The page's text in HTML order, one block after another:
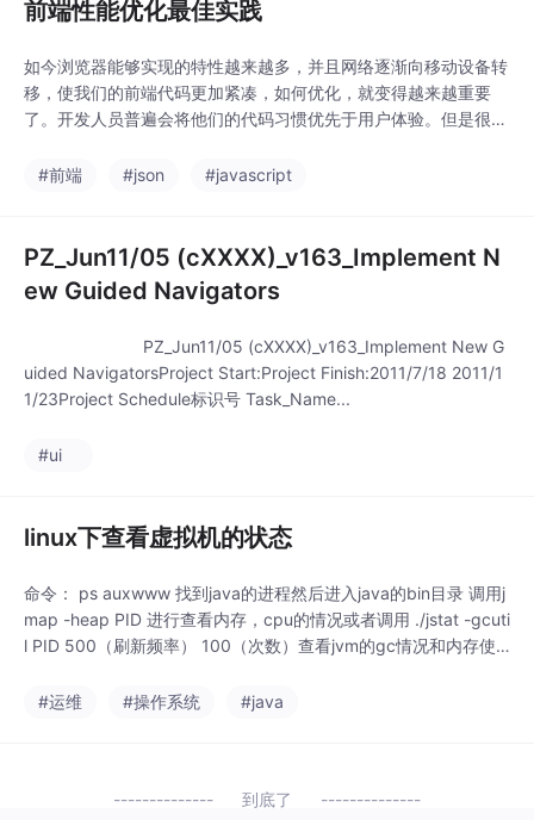
前端性能优化最佳实践
如今浏览器能够实现的特性越来越多，并且网络逐渐向移动设备转
移，使我们的前端代码更加紧凑，如何优化，就变得越来越重要
了。开发人员普遍会将他们的代码习惯优先于用户体验。但是很多
优化都会提升你网站的性能。前端给力的地方是可以有许多种简单
#前端 #json #javascript
PZ_Jun11/05 (cXXXX)_v163_Implement N
ew Guided Navigators
PZ_Jun11/05 (cXXXX)_v163_Implement New G
uided NavigatorsProject Start:Project Finish:2011/7/18 2011/1
1/23Project Schedule标识号 Task_Name...
#ui
linux下查看虚拟机的状态
命令： ps auxwww 找到java的进程然后进入java的bin目录 调用j
map -heap PID 进行查看内存，cpu的情况或者调用 ./jstat -gcuti
l PID 500（刷新频率） 100（次数）查看jvm的gc情况和内存使
明jvm的gc机制是分代gc：顺序是 Ed...
#运维 #操作系统 #java
到底了